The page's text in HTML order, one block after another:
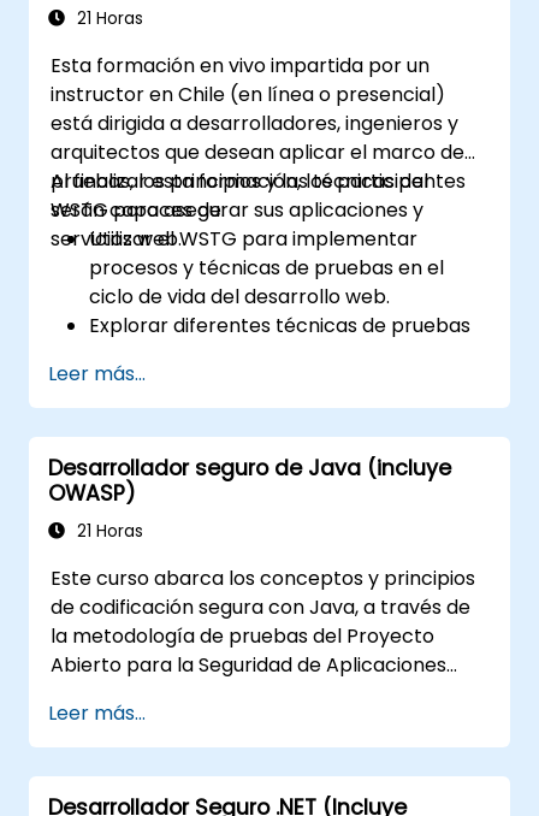
21 Horas
Esta formación en vivo impartida por un
instructor en Chile (en línea o presencial)
está dirigida a desarrolladores, ingenieros y
arquitectos que desean aplicar el marco de
pruebas, los principios y las técnicas del
WSTG para asegurar sus aplicaciones y
servicios web.
Al finalizar esta formación, los participantes
serán capaces de:
Utilizar el WSTG para implementar
procesos y técnicas de pruebas en el
ciclo de vida del desarrollo web.
Explorar diferentes técnicas de pruebas
necesidades del negocio.
Realizar diversos métodos de prueba de
seguridad para proteger las aplicaciones
web contra riesgos y ataques.
Elaborar un informe de evaluación para
documentar los hallazgos y resultados de
Leer más...
Desarrollador seguro de Java (incluye
OWASP)
21 Horas
Este curso abarca los conceptos y principios
de codificación segura con Java, a través de
la metodología de pruebas del Proyecto
Abierto para la Seguridad de Aplicaciones
Security Project es una comunidad en línea
que crea artículos, metodologías,
documentación, herramientas y tecnologías
de libre disponibilidad en el campo de la
Leer más...
Desarrollador Seguro .NET (Incluye